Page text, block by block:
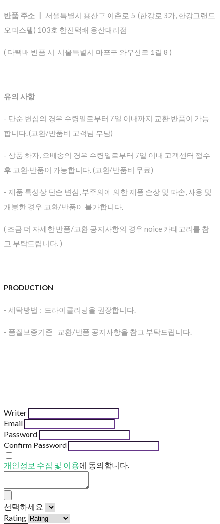
반품 주소 ㅣ 서울특별시 용산구 이촌로 5 (한강로 3가, 한강그랜드
오피스텔) 103호 한진택배 용산대리점
( 타택배 반품 시 서울특별시 마포구 와우산로 1길 8 )
유의 사항
- 단순 변심의 경우 수령일로부터 7일 이내까지 교환∙반품이 가능
합니다. (교환/반품비 고객님 부담)
- 상품 하자, 오배송의 경우 수령일로부터 7일 이내 고객센터 접수
후 교환∙반품이 가능합니다. (교환/반품비 무료)
- 제품 특성상 단순 변심, 부주의에 의한 제품 손상 및 파손, 사용 및
개봉한 경우 교환/반품이 불가합니다.
( 조금 더 자세한 반품/교환 공지사항의 경우 noice 카테고리를 참
고 부탁드립니다. )
PRODUCTION
- 세탁방법 : 드라이클리닝을 권장합니다.
- 품질보증기준 : 교환/반품 공지사항을 참고 부탁드립니다.
Writer
Email
Password
Confirm Password
개인정보 수집 및 이용에 동의합니다.
선택하세요
Rating